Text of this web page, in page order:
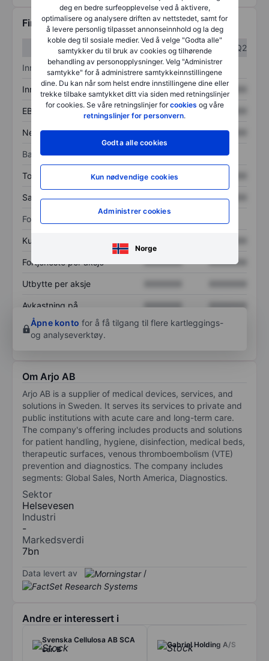
deg en bedre surfeopplevelse ved å aktivere,
optimalisere og analysere driften av nettstedet, samt for
å levere personlig tilpasset annonseinnhold og la deg
koble deg til sosiale medier. Ved å velge "Godta alle"
samtykker du til bruk av cookies og tilhørende
behandling av personopplysninger. Velg "Administrer
samtykke" for å administrere samtykkeinnstillingene
dine. Du kan når som helst endre innstillingene dine eller
trekke tilbake samtykket ditt via siden med retningslinjer
for cookies. Se våre retningslinjer forcookies og våre
retningslinjer for personvern.
Godta alle cookies
Kun nødvendige cookies
Administrer cookies
Norge
Finansiell informasjon
Q1
Q2
Inntektsoversikt
Inntekter XXXXXXX XXXXXXX
EBITDA XXXXXXX XXXXXXX
Nettoinntekt XXXXXXX XXXXXXX
Balanse
Totale eiendeler XXXXXXX
Samlet gjeld XXXXXXX XXXXXXX
Forholdstall
Kurs/salg
Fortjeneste per aksje XXXXXXX XXXXXXX
Utbytte per aksje
Avkastning på
egenkapital
XXXXXXX
XXXXXXX
Åpne konto for å få tilgang til flere kartleggings-
og analyseverktøy.
Om Arjo AB
Arjo AB is a supplier of medical devices, services, and
solutions in Sweden. It serves its services to private and
public institutions with acute care and long-term care.
The company's offering includes products and solutions
for patient handling, hygiene, disinfection, medical beds,
therapeutic surfaces, venous thromboembolism (VTE)
prevention and diagnostics. The company includes
segments: Global Sales, North America, Diagnostics.
Sektor
Helsevesen
Industri
-
Markedsverdi
7bn
Data levert av /
Andre er interessert i
Svenska Cellulosa AB SCA
ser. B
Gabriel Holding A/S